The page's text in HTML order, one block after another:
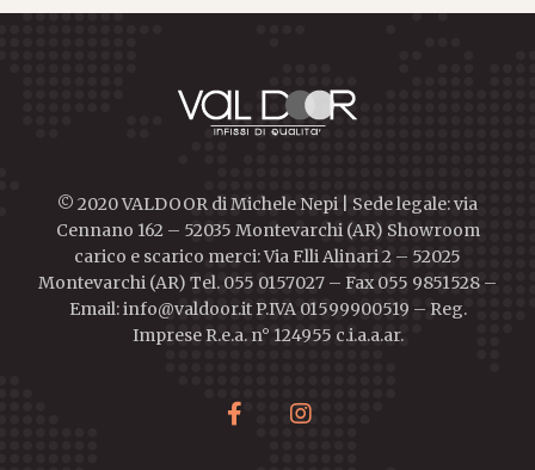
© 2020 VALDOOR di Michele Nepi | Sede legale: via
Cennano 162 – 52035 Montevarchi (AR) Showroom
carico e scarico merci: Via F.lli Alinari 2 – 52025
Montevarchi (AR) Tel. 055 0157027 – Fax 055 9851528 –
Email: info@valdoor.it P.IVA 01599900519 – Reg.
Imprese R.e.a. n° 124955 c.i.a.a.ar.